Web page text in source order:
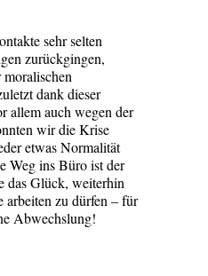
sehr selten
zurückgingen,
dank dieser
allem auch wegen der
wir die Krise
etwas Normalität
Weg ins Büro ist der
das Glück, weiterhin
zu dürfen – für
Abwechslung!